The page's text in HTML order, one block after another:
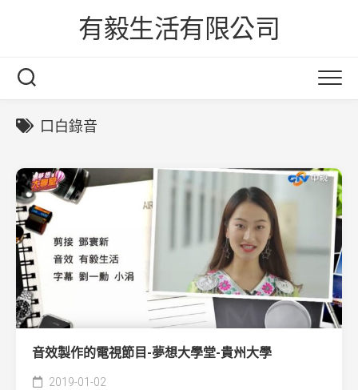
有毅生活有限公司
口白錄音
音效製作的電視節目-夢想大學堂-貴州大學
2019-01-02